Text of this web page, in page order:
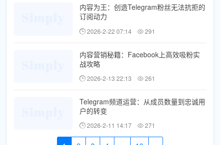
内容为王：创造Telegram粉丝无法抗拒的
订阅动力
2026-2-22 07:14 291
内容营销秘籍：Facebook上高效吸粉实
战攻略
2026-2-13 22:13 261
Telegram频道运营：从成员数量到忠诚用
户的转变
2026-2-11 14:17 271